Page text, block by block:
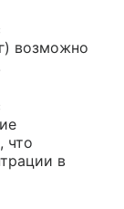
возможно
что
в